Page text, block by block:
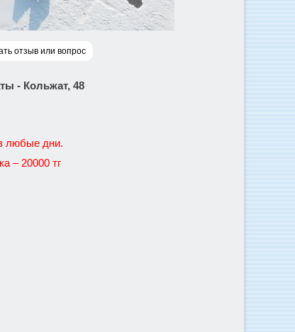
отзыв или вопрос
- Кольжат, 48
любые дни.
– 20000 тг